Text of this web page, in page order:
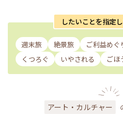
したいことを指定
週末旅 絶景旅 ご利益めぐ
くつろぐ
いやされる ごほ
アート・カルチャー